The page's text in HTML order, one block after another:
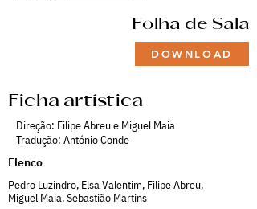
Folha de Sala
DOWNLOAD
Ficha artística
Direção: Filipe Abreu e Miguel Maia
Tradução: António Conde
Elenco
Pedro Luzindro, Elsa Valentim, Filipe Abreu,
Miguel Maia, Sebastião Martins